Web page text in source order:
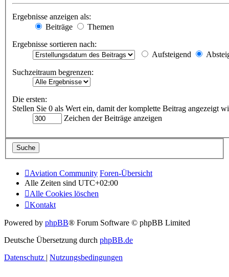
Ergebnisse anzeigen als:
Beiträge
Themen
Ergebnisse sortieren nach:
Aufsteigend
Suchzeitraum begrenzen:
Die ersten:
Stellen Sie 0 als Wert ein, damit der komplette Beitrag angezeigt
Zeichen der Beiträge anzeigen
Aviation Community Foren-Übersicht
Alle Zeiten sind UTC+02:00
Alle Cookies löschen
Kontakt
Powered by phpBB® Forum Software © phpBB Limited
Deutsche Übersetzung durch phpBB.de
Datenschutz | Nutzungsbedingungen